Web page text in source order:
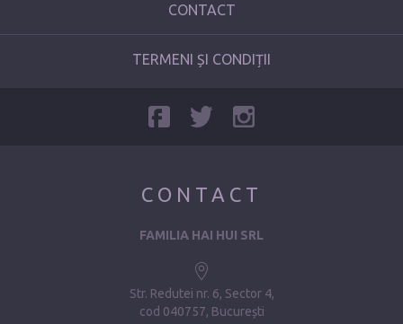
CONTACT
TERMENI ȘI CONDIȚII
CONTACT
FAMILIA HAI HUI SRL
Str. Redutei nr. 6, Sector 4
cod 040757, București